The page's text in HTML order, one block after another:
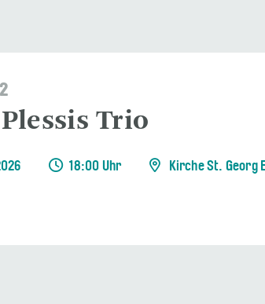
Trio
18:00 Uhr Kirche St. Georg